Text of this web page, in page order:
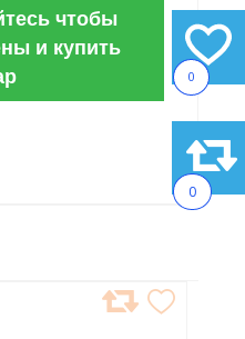
0
0
чтобы
и купить